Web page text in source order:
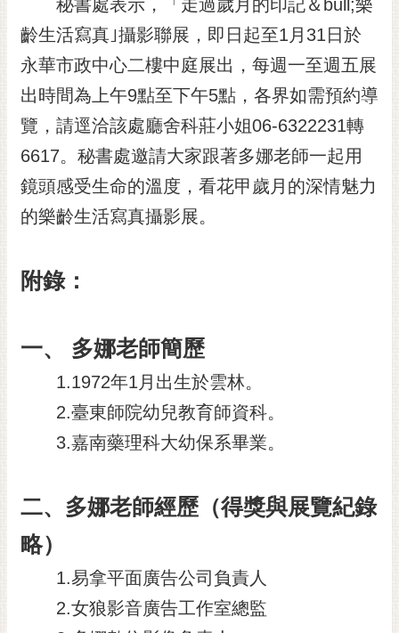
秘書處表示，「走過歲月的印記＆bull;樂
齡生活寫真｣攝影聯展，即日起至1月31日於
永華市政中心二樓中庭展出，每週一至週五展
出時間為上午9點至下午5點，各界如需預約導
覽，請逕洽該處廳舍科莊小姐06-6322231轉
6617。秘書處邀請大家跟著多娜老師一起用
鏡頭感受生命的溫度，看花甲歲月的深情魅力
的樂齡生活寫真攝影展。
附錄：
一、 多娜老師簡歷
1.1972年1月出生於雲林。
2.臺東師院幼兒教育師資科。
3.嘉南藥理科大幼保系畢業。
二、多娜老師經歷（得獎與展覽紀錄
略）
1.易拿平面廣告公司負責人
2.女狼影音廣告工作室總監